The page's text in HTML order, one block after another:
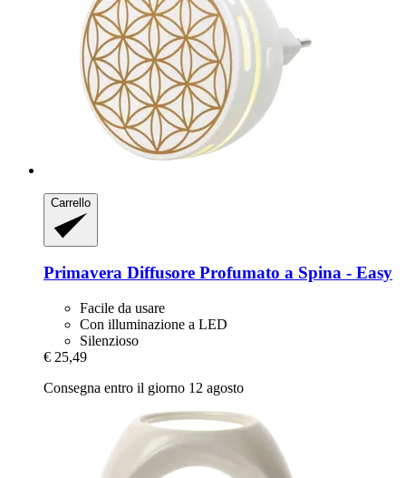
Carrello
Primavera Diffusore Profumato a Spina -​ Easy
Facile da usare
Con illuminazione a LED
Silenzioso
€ 25,49
Consegna entro il giorno 12 agosto